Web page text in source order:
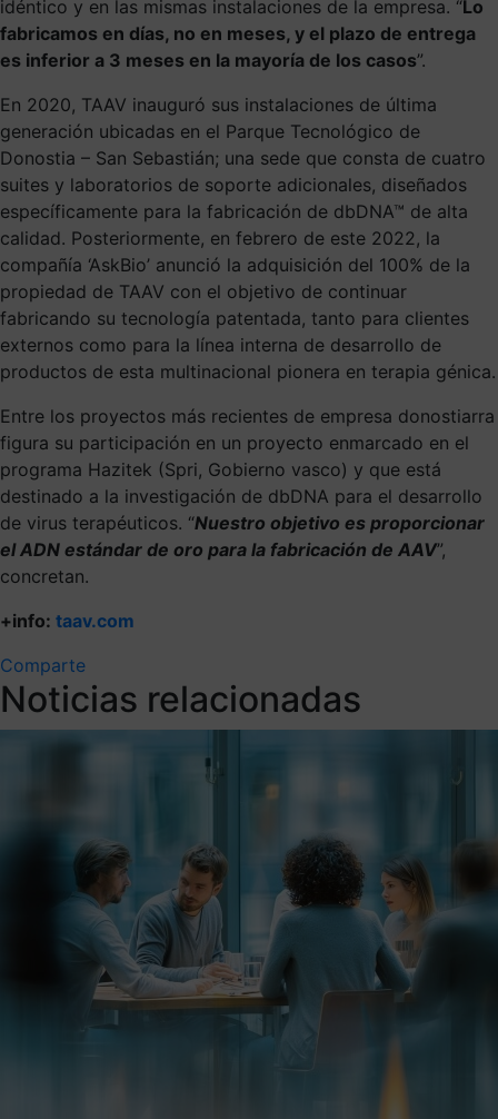
idéntico y en las mismas instalaciones de la empresa. “Lo
fabricamos en días, no en meses, y el plazo de entrega
es inferior a 3 meses en la mayoría de los casos”.
En 2020, TAAV inauguró sus instalaciones de última
generación ubicadas en el Parque Tecnológico de
Donostia – San Sebastián; una sede que consta de cuatro
suites y laboratorios de soporte adicionales, diseñados
específicamente para la fabricación de dbDNA™ de alta
calidad. Posteriormente, en febrero de este 2022, la
compañía ‘AskBio’ anunció la adquisición del 100% de la
propiedad de TAAV con el objetivo de continuar
fabricando su tecnología patentada, tanto para clientes
externos como para la línea interna de desarrollo de
productos de esta multinacional pionera en terapia génica.
Entre los proyectos más recientes de empresa donostiarra
figura su participación en un proyecto enmarcado en el
programa Hazitek (Spri, Gobierno vasco) y que está
destinado a la investigación de dbDNA para el desarrollo
de virus terapéuticos. “Nuestro objetivo es proporcionar
el ADN estándar de oro para la fabricación de AAV”,
concretan.
+info: taav.com
Comparte
Noticias relacionadas